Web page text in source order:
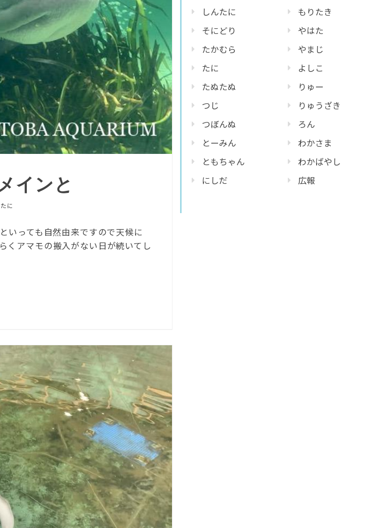
インと
に
いっても自然由来ですので天候に
くアマモの搬入がない日が続いてし
しんたに
そにどり
たかむら
たに
たぬたぬ
つじ
つぼんぬ
とーみん
ともちゃん
にしだ
もりたき
やはた
やまじ
よしこ
りゅー
りゅうざき
ろん
わかさま
わかばやし
広報